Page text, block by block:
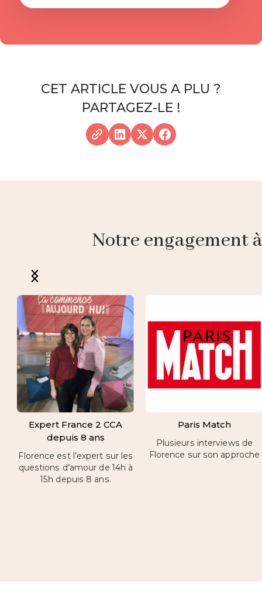
CET ARTICLE VOUS A PLU ?
PARTAGEZ-LE !
Notre engagement
Expert France 2 CCA
depuis 8 ans
Florence est l’expert sur les
questions d’amour de 14h à
15h depuis 8 ans.
Paris Match
Plusieurs interviews de
Florence sur son approche